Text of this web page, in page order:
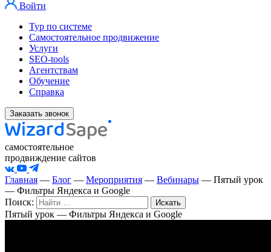
Войти
Тур по системе
Самостоятельное продвижение
Услуги
SEO-tools
Агентствам
Обучение
Справка
Заказать звонок
самостоятельное
продвиждение сайтов
Главная — Блог — Мероприятия — Вебинары — Пятый урок
— Фильтры Яндекса и Google
Поиск:
Пятый урок — Фильтры Яндекса и Google